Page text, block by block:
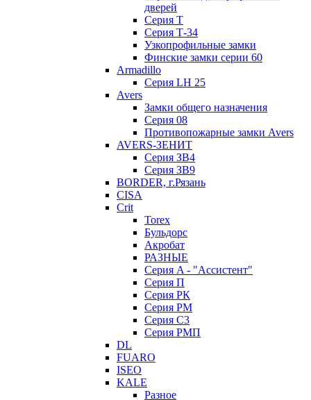
дверей
Серия Т
Серия Т-34
Узкопрофильные замки
Финские замки серии 60
Armadillo
Серия LH 25
Avers
Замки общего назначения
Серия 08
Противопожарные замки Avers
AVERS-ЗЕНИТ
Серия ЗВ4
Серия ЗВ9
BORDER, г.Рязань
CISA
Crit
Torex
Бульдорс
Акробат
РАЗНЫЕ
Серия A - "Ассистент"
Серия П
Серия РК
Серия РМ
Серия С3
Серия РМП
DL
FUARO
ISEO
KALE
Разное